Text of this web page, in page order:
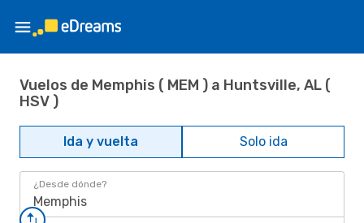
Vuelos de Memphis ( MEM ) a Huntsville, AL (
HSV )
Ida y vuelta Solo ida
¿Desde dónde?
Memphis